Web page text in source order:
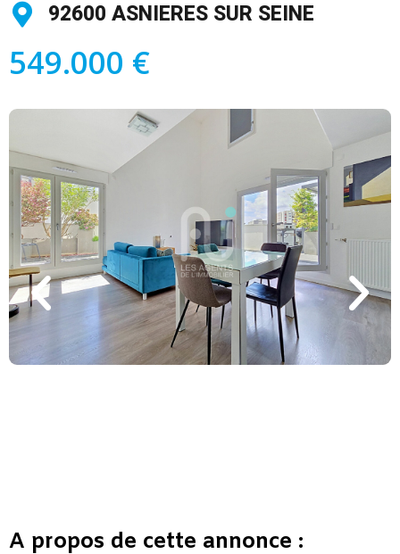
92600 ASNIERES SUR SEINE
549.000 €
A propos de cette annonce :